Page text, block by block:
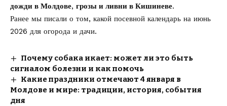
дожди в Молдове, грозы и ливни в Кишиневе.
Ранее мы писали о том, какой посевной календарь на июнь
2026 для огорода и дачи.
Почему собака икает: может ли это быть
сигналом болезни и как помочь
Какие праздники отмечают 4 января в
Молдове и мире: традиции, история, события
дня